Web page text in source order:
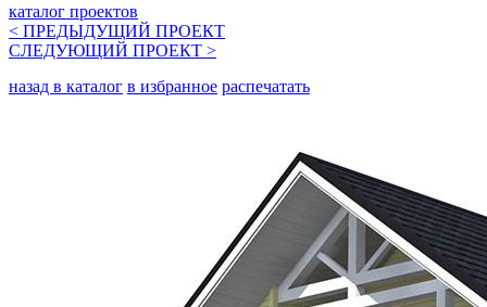
каталог проектов
< ПРЕДЫДУЩИЙ ПРОЕКТ
СЛЕДУЮЩИЙ ПРОЕКТ >
назад в каталог в избранное распечатать